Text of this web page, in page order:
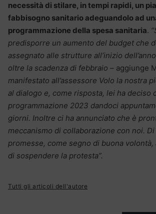
necessità di stilare, in tempi rapidi, un
fabbisogno sanitario adeguandolo ad
programmazione della spesa sanitaria.
predisporre un aumento del budget che
assegnato alle strutture all’inizio
oltre la scadenza di febbraio – aggiunge
manifestato all’assessore Volo la nostra
al dialogo e, come risposta, lei ha deciso
programmazione 2023 dandoci
giorni. Inoltre ci ha annunciato che è
meccanismo di collaborazione con noi.
promesse, come segno di buona volontà,
di sospendere la protesta”.
Tutti gli articoli dell'autore